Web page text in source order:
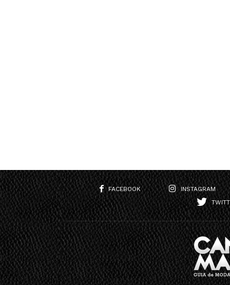
FACEBOOK
INSTAGRAM